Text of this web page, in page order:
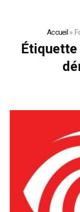
Accueil»
Étiquette